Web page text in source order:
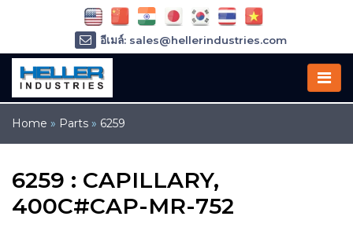
Home » Parts » 6259
6259 : CAPILLARY,
400C#CAP-MR-752
อีเมล์: sales@hellerindustries.com
อีเมล์: service@hellerindustries.com
โทรศัพท์ :